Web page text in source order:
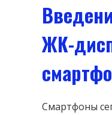
ЖК-
Смартфоны